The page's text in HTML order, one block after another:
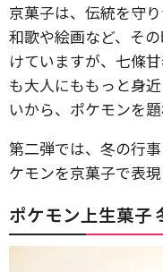
京菓子は、伝統を守
和歌や絵画など、そ
けていますが、七條
も大人にももっと身
いから、ポケモンを
第二弾では、冬の行
ケモンを京菓子で表現
ポケモン上生菓子